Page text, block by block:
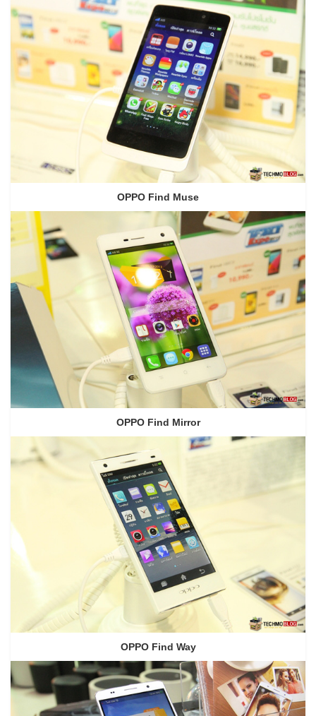
OPPO Find Muse
OPPO Find Mirror
OPPO Find Way